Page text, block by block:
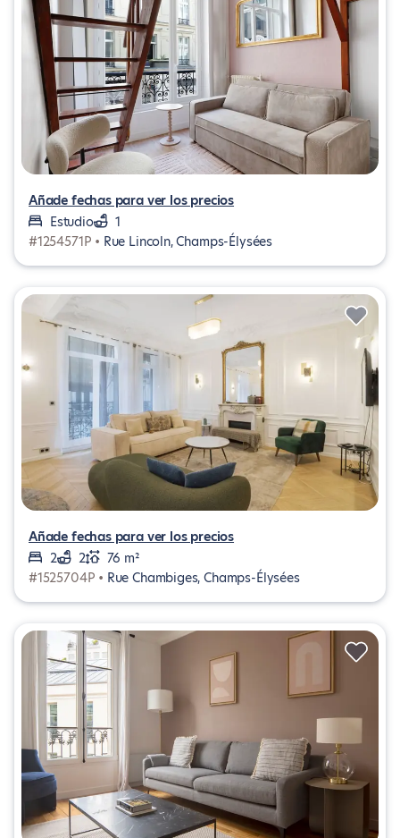
Añade fechas para ver los precios
Estudio
1
#1254571P • Rue Lincoln, Champs-Élysées
Añade fechas para ver los precios
2
2
76 m²
#1525704P • Rue Chambiges, Champs-Élysées